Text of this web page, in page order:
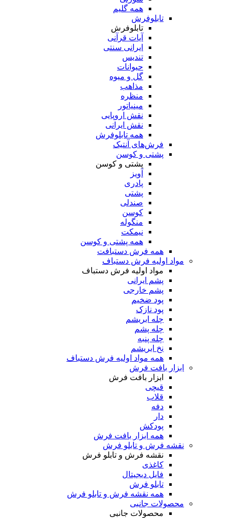
همه گلیم
تابلوفرش
تابلوفرش
آیات قرآنی
ایرانی سنتی
تندیس
حیوانات
گل و میوه
مذاهب
منظره
مینیاتور
نقش اروپایی
نقش ایرانی
همه تابلوفرش
فرش‌های آنتیک
پشتی و کوسن
پشتی و کوسن
آویز
پادری
پشتی
صندلی
کوسن
منگوله
نیمکت
همه پشتی و کوسن
همه فرش دستبافت
مواد اولیه فرش دستباف
مواد اولیه فرش دستباف
پشم ایرانی
پشم خارجی
پود ضخیم
پود نازک
چله ابریشم
چله پشم
چله پنبه
نخ ابریشم
همه مواد اولیه فرش دستباف
ابزار بافت فرش
ابزار بافت فرش
قیچی
قلاب
دفه
دار
پودکش
همه ابزار بافت فرش
نقشه فرش و تابلو فرش
نقشه فرش و تابلو فرش
کاغذی
فایل دیجیتال
تابلو فرش
همه نقشه فرش و تابلو فرش
محصولات جانبی
محصولات جانبی